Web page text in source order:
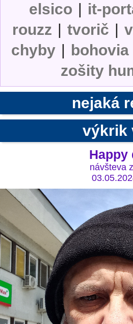
elsico | it-
rouzz | tvorič |
chyby | bohovia
zošity
nejaká
výkrik
Happy
návšteva